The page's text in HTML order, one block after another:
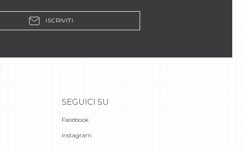
ISCRIVITI
SEGUICI SU
Facebook
Instagram